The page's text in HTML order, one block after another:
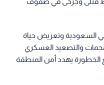
السعودية وتعريض حياة
والتصعيد العسكري
الخطورة يهدد أمن المنطقة